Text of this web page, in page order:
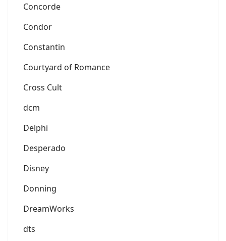
Concorde
Condor
Constantin
Courtyard of Romance
Cross Cult
dcm
Delphi
Desperado
Disney
Donning
DreamWorks
dts